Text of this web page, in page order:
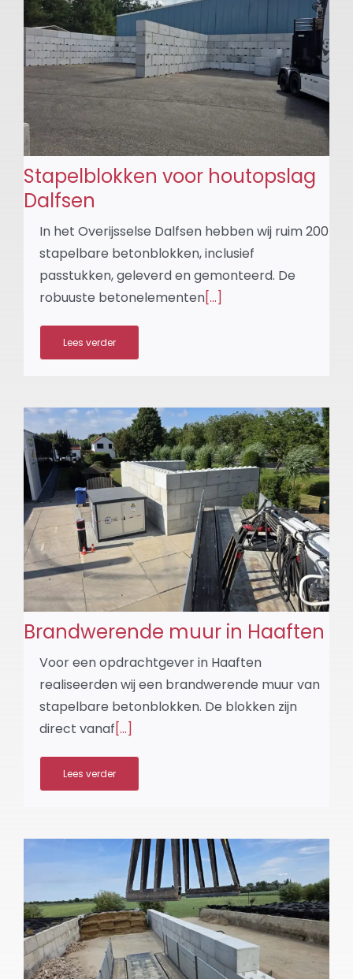
Stapelblokken voor houtopslag
Dalfsen
In het Overijsselse Dalfsen hebben wij ruim 200
stapelbare betonblokken, inclusief
passtukken, geleverd en gemonteerd. De
robuuste betonelementen[...]
Lees verder
Brandwerende muur in Haaften
Voor een opdrachtgever in Haaften
realiseerden wij een brandwerende muur van
stapelbare betonblokken. De blokken zijn
direct vanaf[...]
Lees verder